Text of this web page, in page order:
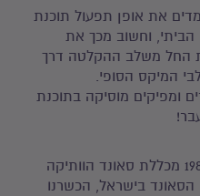
את אופן תפעול תוכנת
הביתי, וחשוב מכך את
החל משלב ההקלטה דרך
המיקס הסופי.
ומפיקים מוסיקה בתוכנת
הוותק - משנת 1983 מכללת סאונד הוותיקה
בישראל, הכשרנו